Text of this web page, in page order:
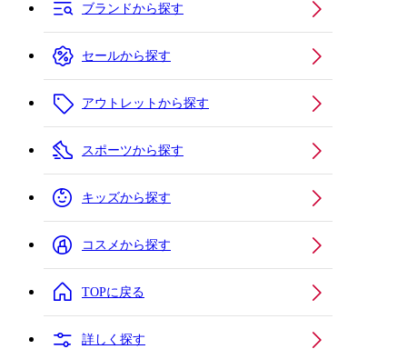
ブランドから探す
セールから探す
アウトレットから探す
スポーツから探す
キッズから探す
コスメから探す
TOPに戻る
詳しく探す